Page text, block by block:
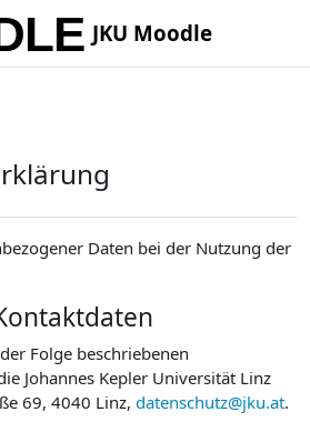
JKU Moodle
Daten bei der Nutzung der
Folge beschriebenen
Johannes Kepler Universität Linz
69, 4040 Linz, datenschutz@jku.at.